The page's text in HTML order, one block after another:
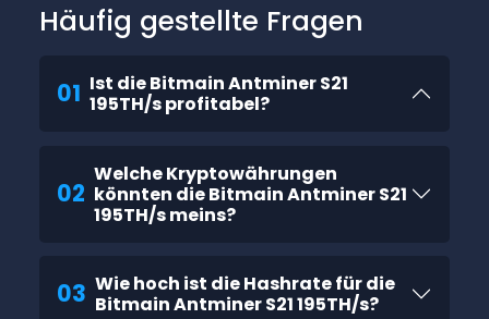
Häufig gestellte Fragen
01 Ist die Bitmain Antminer S21
195TH/s profitabel?
02
Welche Kryptowährungen
könnten die Bitmain Antminer S21
195TH/s meins?
03 Wie hoch ist die Hashrate für die
Bitmain Antminer S21 195TH/s?